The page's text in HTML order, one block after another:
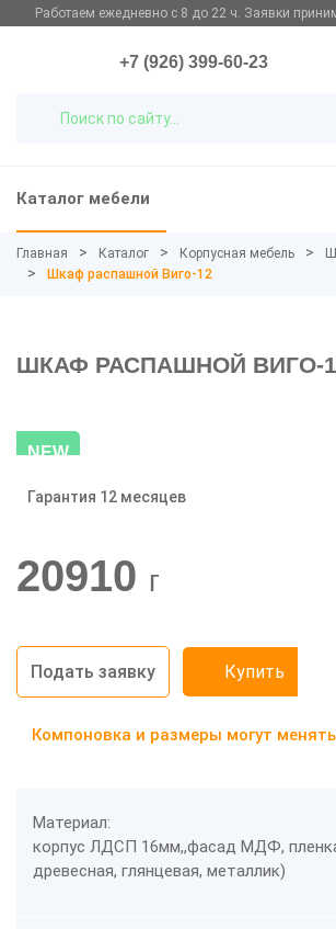
Работаем ежедневно с 8 до 22 ч. Заявки
+7 (926) 399-60-23
Каталог мебели
Главная Каталог Корпусная мебель
Шкаф распашной Виго-12
ШКАФ РАСПАШНОЙ ВИГО-
NEW
-20%
Гарантия 12 месяцев
20910 г
Подать заявку Купить
Компоновка и размеры могут
Материал:
корпус ЛДСП 16мм,,фасад МДФ,
древесная, глянцевая, металлик)